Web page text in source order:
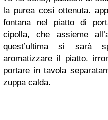
la purea così ottenuta.
fontana nel piatto di
cipolla, che assieme
quest’ultima si sarà
aromatizzare il piatto.
portare in tavola
zuppa calda.